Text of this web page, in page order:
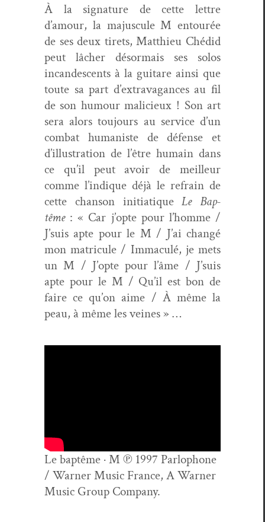
À la sig­na­ture de cette let­tre
d’amour, la majus­cule M entourée
de ses deux tirets, Matthieu Ché­did
peut lâch­er désor­mais ses solos
incan­des­cents à la gui­tare ain­si que
toute sa part d’extravagances au fil
de son humour mali­cieux ! Son art
sera alors tou­jours au ser­vice d’un
com­bat human­iste de défense et
d’illustration de l’être humain dans
ce qu’il peut avoir de meilleur
comme l’indique déjà le refrain de
cette chan­son ini­ti­a­tiqueLe Bap­
tême : « Car j’opte pour l’homme /
J’suis apte pour le M / J’ai changé
mon matricule / Immac­ulé, je mets
un M / J’opte pour l’âme / J’suis
apte pour le M / Qu’il est bon de
faire ce qu’on aime / À même la
peau, à même les veines » …
Le bap­tême · M ℗ 1997 Par­lophone
/ Warn­er Music France, A Warn­er
Music Group Company.